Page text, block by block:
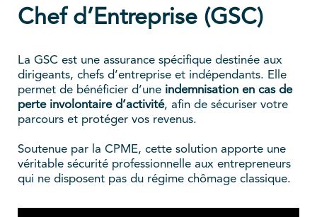
Chef d’Entreprise (GSC)
La GSC est une assurance spécifique destinée aux
dirigeants, chefs d’entreprise et indépendants. Elle
permet de bénéficier d’une indemnisation en cas de
perte involontaire d’activité, afin de sécuriser votre
parcours et protéger vos revenus.
Soutenue par la CPME, cette solution apporte une
véritable sécurité professionnelle aux entrepreneurs
qui ne disposent pas du régime chômage classique.